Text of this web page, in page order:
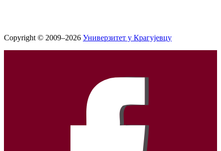
Copyright © 2009–2026 Универзитет у Крагујевцу